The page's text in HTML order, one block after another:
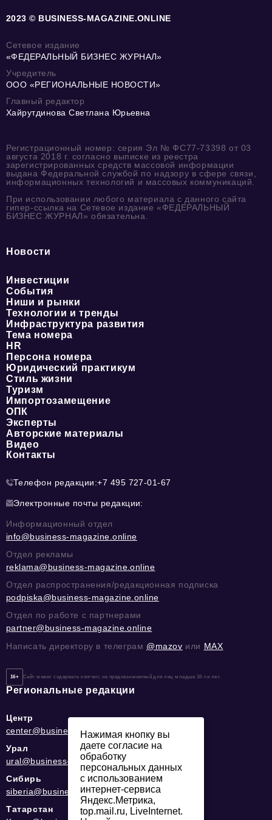
2023 © BUSINESS-MAGAZINE.ONLINE
Сетевое издание
«ФЕДЕРАЛЬНЫЙ БИЗНЕС ЖУРНАЛ»
Учредитель
ООО «РЕГИОНАЛЬНЫЕ НОВОСТИ»
Главный редактор
Хайрутдинова Светлана Юрьевна
Регистрационный номер: серия Эл № ФС77-73398 от 03
августа 2018 г. согласно выписке из реестра
зарегистрированных средств массовой информации
выдана Федеральной службой по надзору в сфере связи,
информационных технологий и массовых коммуникаций.
При использовании любого материала с данного сайта
гипер-ссылка на Сетевое издание «ФЕДЕРАЛЬНЫЙ
БИЗНЕС ЖУРНАЛ» обязательна.
Новости
Инвестиции
События
Ниши и рынки
Технологии и тренды
Инфраструктура развития
Тема номера
HR
Персона номера
Юридический практикум
Стиль жизни
Туризм
Импортозамещение
ОПК
Эксперты
Авторские материалы
Видео
Контакты
Телефон редакции:+7 495 727-01-67
Электронные почты редакции:
Информационный отдел
info@business-magazine.online
Отдел рекламы
reklama@business-magazine.online
Отдел распространения/редакционная подписка
podpiska@business-magazine.online
Отдел по работе с партнерами
partner@business-magazine.online
Написать директору в телеграм @mazov или MAX
16+ Сайт может содержать контент, не предназначенный для лиц младше 16-ти лет.
Региональные редакции
Центр
center@business-magazine.online
Урал
ural@business-magazine.online
Сибирь
siberia@business-magazine.online
Татарстан
Нажимая кнопку вы
даете согласие на
обработку
персональных данных
с использованием
интернет-сервиса
Яндекс.Метрика,
top.mail.ru, LiveInternet.